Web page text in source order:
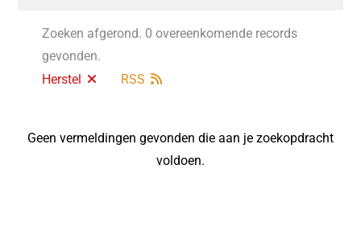
Zoeken afgerond. 0 overeenkomende records
gevonden.
Herstel
RSS
Geen vermeldingen gevonden die aan je zoekopdracht
voldoen.